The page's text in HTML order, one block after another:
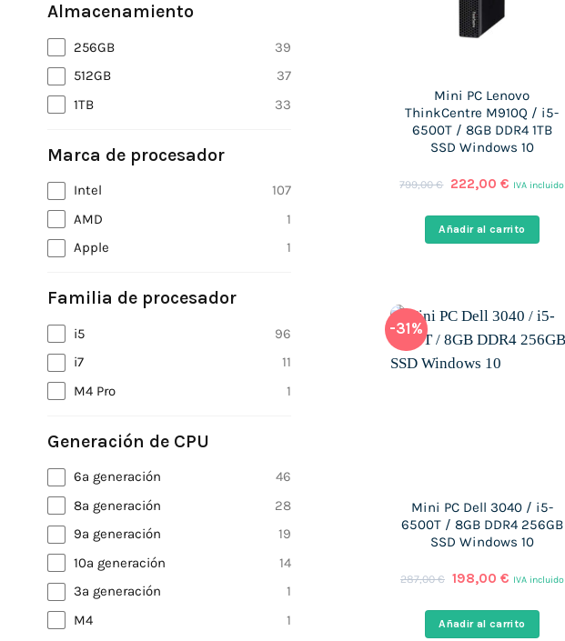
Almacenamiento
256GB
39
512GB
37
1TB
33
Marca de procesador
Intel
107
AMD
1
Apple
1
Familia de procesador
i5
96
i7
11
M4 Pro
1
Generación de CPU
6ª generación
46
8ª generación
28
9ª generación
19
10ª generación
14
3ª generación
1
M4
1
Mini PC Lenovo
ThinkCentre M910Q / i5-
6500T / 8GB DDR4 1TB
SSD Windows 10
799,00€
El
era:
799,00 €.
222,00€ El
es:
222,00 €.
IVA incluido
Añadir al carrito
-31%
Mini PC Dell 3040 / i5-
6500T / 8GB DDR4 256GB
SSD Windows 10
287,00€ El
era:
287,00 €.
198,00 €El
es:
198,00 €.
IVA incluido
Añadir al carrito